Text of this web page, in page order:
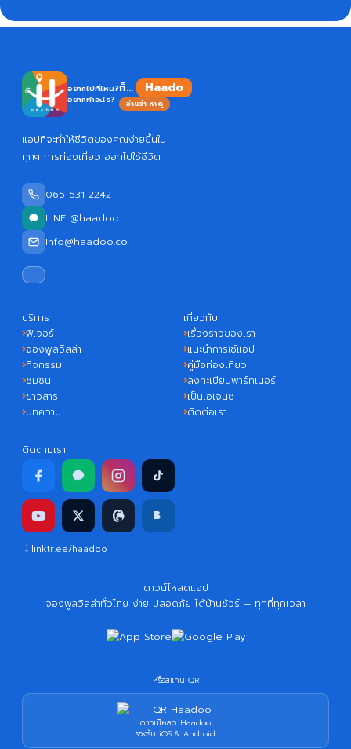
อยากไปที่ไหน?
อยากทำอะไร?
ก็...
อ่านว่า หาดู
แอปที่จะทำให้ชีวิตของคุณง่ายขึ้นใน
ทุกๆ การท่องเที่ยว ออกไปใช้ชีวิต
065-531-2242
LINE @haadoo
Info@haadoo.co
บริการ
ฟีเจอร์
จองพูลวิลล่า
กิจกรรม
ชุมชน
ข่าวสาร
บทความ
เกี่ยวกับ
เรื่องราวของเรา
แนะนำการใช้แอป
คู่มือท่องเที่ยว
ลงทะเบียนพาร์ทเนอร์
เป็นเอเจนซี่
ติดต่อเรา
ติดตามเรา
linktr.ee/haadoo
ดาวน์โหลดแอป
จองพูลวิลล่าทั่วไทย ง่าย ปลอดภัย ได้บ้านชัวร์ — ทุกที่ทุกเวลา
หรือสแกน QR
ดาวน์โหลด Haadoo
รองรับ iOS & Android